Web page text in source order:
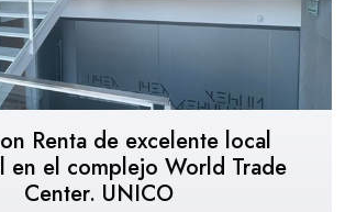
Renta de excelente local
en el complejo World Trade
Center. UNICO